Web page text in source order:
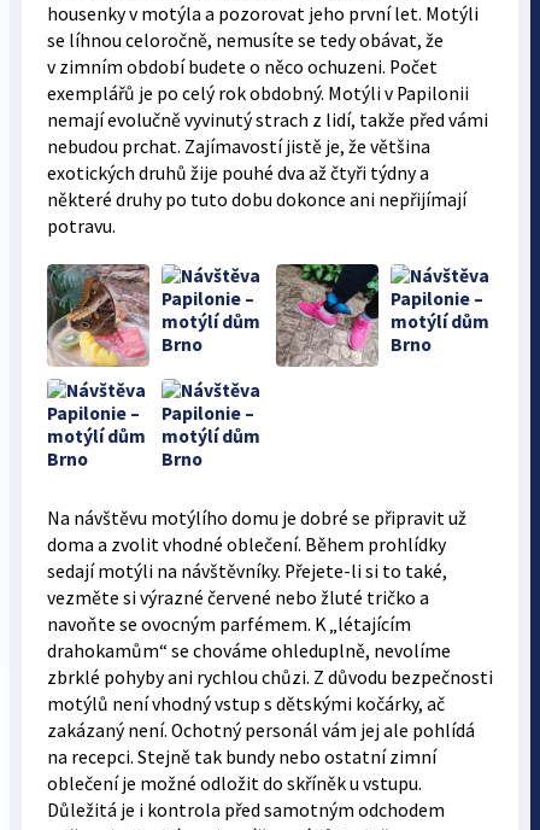
housenky v motýla a pozorovat jeho první let. Motýli
se líhnou celoročně, nemusíte se tedy obávat, že
v zimním období budete o něco ochuzeni. Počet
exemplářů je po celý rok obdobný. Motýli v Papilonii
nemají evolučně vyvinutý strach z lidí, takže před vámi
nebudou prchat. Zajímavostí jistě je, že většina
exotických druhů žije pouhé dva až čtyři týdny a
některé druhy po tuto dobu dokonce ani nepřijímají
potravu.
Na návštěvu motýlího domu je dobré se připravit už
doma a zvolit vhodné oblečení. Během prohlídky
sedají motýli na návštěvníky. Přejete-li si to také,
vezměte si výrazné červené nebo žluté tričko a
navoňte se ovocným parfémem. K „létajícím
drahokamům“ se chováme ohleduplně, nevolíme
zbrklé pohyby ani rychlou chůzi. Z důvodu bezpečnosti
motýlů není vhodný vstup s dětskými kočárky, ač
zakázaný není. Ochotný personál vám jej ale pohlídá
na recepci. Stejně tak bundy nebo ostatní zimní
oblečení je možné odložit do skříněk u vstupu.
Důležitá je i kontrola před samotným odchodem